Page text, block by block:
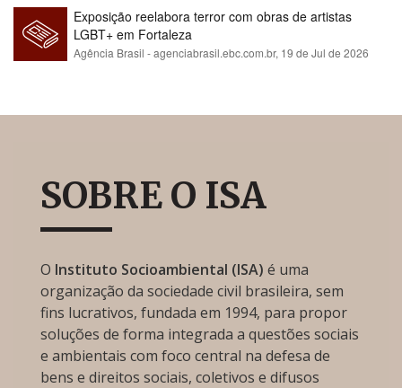
Exposição reelabora terror com obras de artistas
LGBT+ em Fortaleza
Agência Brasil - agenciabrasil.ebc.com.br, 19 de Jul de 2026
SOBRE O ISA
O Instituto Socioambiental (ISA) é uma
organização da sociedade civil brasileira, sem
fins lucrativos, fundada em 1994, para propor
soluções de forma integrada a questões sociais
e ambientais com foco central na defesa de
bens e direitos sociais, coletivos e difusos